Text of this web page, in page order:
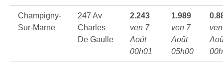
Champigny-
Sur-Marne
247 Av
Charles
De Gaulle
2.243
ven 7
Août
00h01
1.989
ven 7
Août
05h00